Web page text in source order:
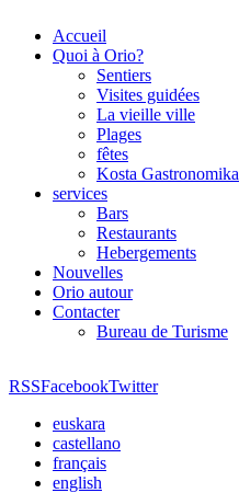
Accueil
Quoi à Orio?
Sentiers
Visites guidées
La vieille ville
Plages
fêtes
Kosta Gastronomika
services
Bars
Restaurants
Hebergements
Nouvelles
Orio autour
Contacter
Bureau de Turisme
RSSFacebookTwitter
euskara
castellano
français
english